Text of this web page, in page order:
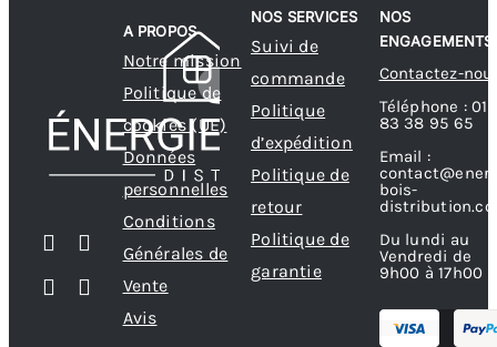
la
page
du
A PROPOS
Notre mission
Politique de
cookies (UE)
Données
personnelles
Conditions
Générales de
Vente
Avis
NOS SERVICES
Suivi de
commande
Politique
d’expédition
Politique de
retour
Politique de
garantie
NOS
ENGAGEMENTS
Contactez-
Téléphone : 01
83 38 95 65
Email :
bois-
Du lundi au
Vendredi de
9h00 à 17h00